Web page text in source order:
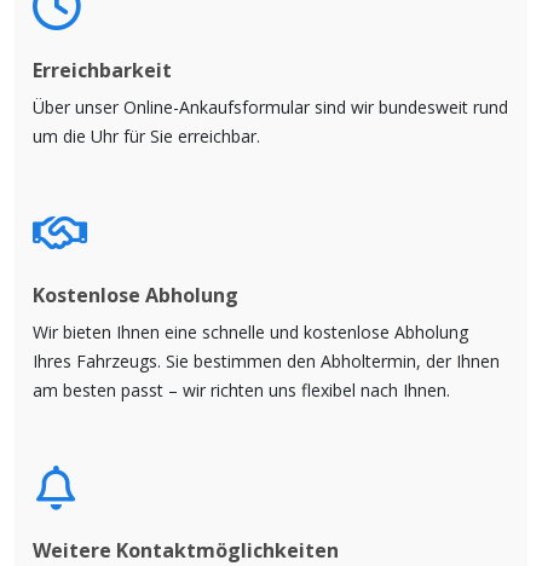
Erreichbarkeit
Über unser Online-Ankaufsformular sind wir bundesweit rund
um die Uhr für Sie erreichbar.
Kostenlose Abholung
Wir bieten Ihnen eine schnelle und kostenlose Abholung
Ihres Fahrzeugs. Sie bestimmen den Abholtermin, der Ihnen
am besten passt – wir richten uns flexibel nach Ihnen.
Weitere Kontaktmöglichkeiten